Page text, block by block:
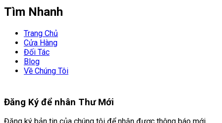
Tìm Nhanh
Trang Chủ
Cửa Hàng
Đối Tác
Blog
Về Chúng Tôi
Đăng Ký để nhân Thư Mới